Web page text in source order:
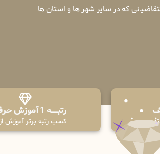
که در سایر شهر ها و استان ها
رتبــــــه 1 آموزش حرفه ای
کسب رتبه برتر آموزش از PPQ